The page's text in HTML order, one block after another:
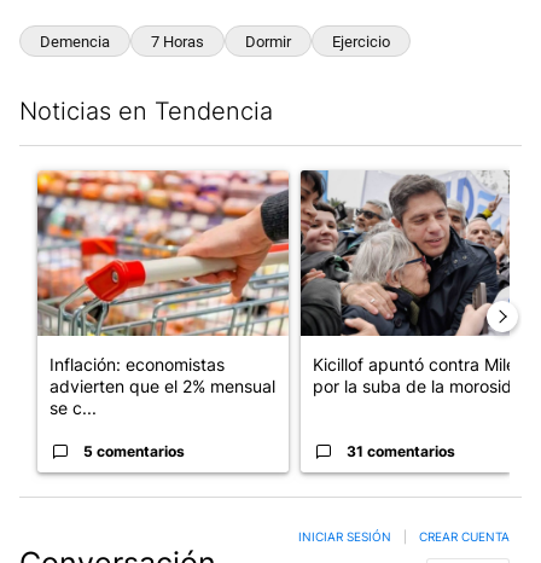
Demencia 7 Horas Dormir Ejercicio
Noticias en Tendencia
Un artículo de tendencia con el título "Inflación: economistas
Inflación: economistas
advierten que el 2% mensual
se c...
5 comentarios
Un artículo de tendencia con
Kicillof apuntó contra Milei
por la suba de la morosida...
31 comentarios
INICIAR SESIÓN CREAR CUENTA